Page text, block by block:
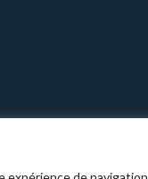
Copyright © 2026Club